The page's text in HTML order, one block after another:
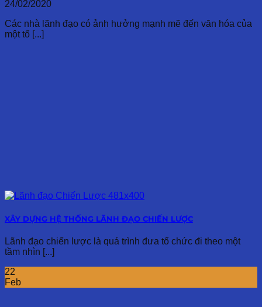
24/02/2020
Các nhà lãnh đạo có ảnh hưởng mạnh mẽ đến văn hóa của
một tổ [...]
XÂY DỰNG HỆ THỐNG LÃNH ĐẠO CHIẾN LƯỢC
Lãnh đạo chiến lược là quá trình đưa tổ chức đi theo một
tầm nhìn [...]
22
Feb